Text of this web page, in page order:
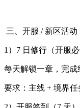
三、开服 / 新区活动
1）7 日修行（开服必
每天解锁一章，完
要求：主线 + 境界